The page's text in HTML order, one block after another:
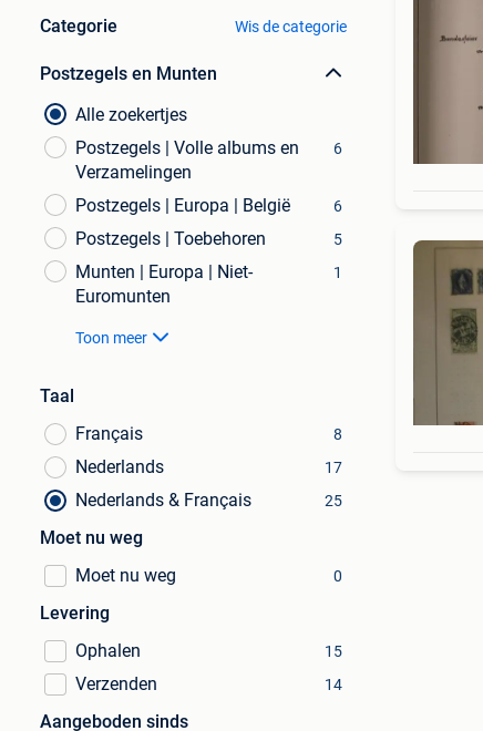
Categorie Wis de categorie
Postzegels en Munten
Alle zoekertjes
Postzegels | Volle albums en
Verzamelingen
6
Postzegels | Europa | België 6
Postzegels | Toebehoren 5
Munten | Europa | Niet-
Euromunten
1
Toon meer
Taal
Français
8
Nederlands 17
Nederlands & Français 25
Moet nu weg
Moet nu weg
0
Levering
Ophalen
15
Verzenden 14
Aangeboden sinds